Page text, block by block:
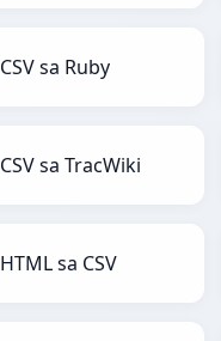
CSV sa Ruby
CSV sa TracWiki
HTML sa CSV